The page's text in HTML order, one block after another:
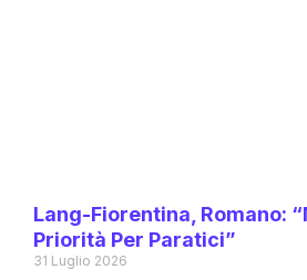
Lang-Fiorentina, Romano:
Priorità Per Paratici”
31 Luglio 2026